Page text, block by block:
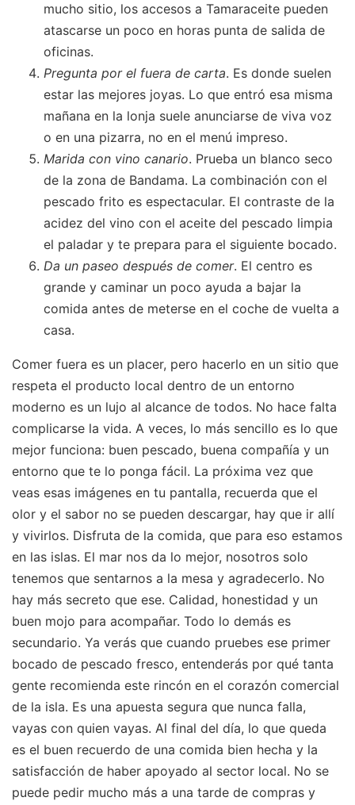
mucho sitio, los accesos a Tamaraceite pueden
atascarse un poco en horas punta de salida de
oficinas.
Pregunta por el fuera de carta. Es donde suelen
estar las mejores joyas. Lo que entró esa misma
mañana en la lonja suele anunciarse de viva voz
o en una pizarra, no en el menú impreso.
Marida con vino canario. Prueba un blanco seco
de la zona de Bandama. La combinación con el
pescado frito es espectacular. El contraste de la
acidez del vino con el aceite del pescado limpia
el paladar y te prepara para el siguiente bocado.
Da un paseo después de comer. El centro es
grande y caminar un poco ayuda a bajar la
comida antes de meterse en el coche de vuelta a
casa.
Comer fuera es un placer, pero hacerlo en un sitio que
respeta el producto local dentro de un entorno
moderno es un lujo al alcance de todos. No hace falta
complicarse la vida. A veces, lo más sencillo es lo que
mejor funciona: buen pescado, buena compañía y un
entorno que te lo ponga fácil. La próxima vez que
veas esas imágenes en tu pantalla, recuerda que el
olor y el sabor no se pueden descargar, hay que ir allí
y vivirlos. Disfruta de la comida, que para eso estamos
en las islas. El mar nos da lo mejor, nosotros solo
tenemos que sentarnos a la mesa y agradecerlo. No
hay más secreto que ese. Calidad, honestidad y un
buen mojo para acompañar. Todo lo demás es
secundario. Ya verás que cuando pruebes ese primer
bocado de pescado fresco, entenderás por qué tanta
gente recomienda este rincón en el corazón comercial
de la isla. Es una apuesta segura que nunca falla,
vayas con quien vayas. Al final del día, lo que queda
es el buen recuerdo de una comida bien hecha y la
satisfacción de haber apoyado al sector local. No se
puede pedir mucho más a una tarde de compras y